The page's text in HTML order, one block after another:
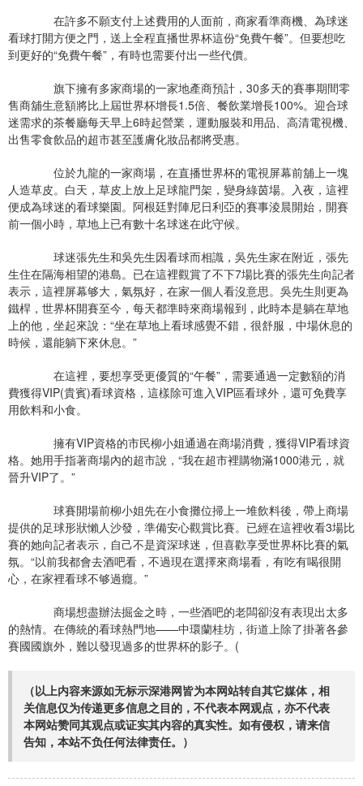
在許多不願支付上述費用的人面前，商家看準商機、為球迷
看球打開方便之門，送上全程直播世界杯這份“免費午餐”。但要想吃
到更好的“免費午餐”，有時也需要付出一些代價。
旗下擁有多家商場的一家地產商預計，30多天的賽事期間零
售商舖生意額將比上屆世界杯增長1.5倍、餐飲業增長100%。迎合球
迷需求的茶餐廳每天早上6時起營業，運動服裝和用品、高清電視機、
出售零食飲品的超市甚至護膚化妝品都將受惠。
位於九龍的一家商場，在直播世界杯的電視屏幕前舖上一塊
人造草皮。白天，草皮上放上足球龍門架，變身綠茵場。入夜，這裡
便成為球迷的看球樂園。阿根廷對陣尼日利亞的賽事淩晨開始，開賽
前一個小時，草地上已有數十名球迷在此守候。
球迷張先生和吳先生因看球而相識，吳先生家在附近，張先
生住在隔海相望的港島。已在這裡觀賞了不下7場比賽的張先生向記者
表示，這裡屏幕够大，氣氛好，在家一個人看沒意思。吳先生則更為
鐵桿，世界杯開賽至今，每天都準時來商場報到，此時本是躺在草地
上的他，坐起來說：“坐在草地上看球感覺不錯，很舒服，中場休息的
時候，還能躺下來休息。”
在這裡，要想享受更優質的“午餐”，需要通過一定數額的消
費獲得VIP(貴賓)看球資格，這樣除可進入VIP區看球外，還可免費享
用飲料和小食。
擁有VIP資格的市民柳小姐通過在商場消費，獲得VIP看球資
格。她用手指著商場內的超市說，“我在超市裡購物滿1000港元，就
晉升VIP了。”
球賽開場前柳小姐先在小食攤位掃上一堆飲料後，帶上商場
提供的足球形狀懶人沙發，準備安心觀賞比賽。已經在這裡收看3場比
賽的她向記者表示，自己不是資深球迷，但喜歡享受世界杯比賽的氣
氛。“以前我都會去酒吧看，不過現在選擇來商場看，有吃有喝很開
心，在家裡看球不够過癮。”
商場想盡辦法掘金之時，一些酒吧的老闆卻沒有表現出太多
的熱情。在傳統的看球熱門地——中環蘭桂坊，街道上除了掛著各參
賽國國旗外，難以發現過多的世界杯的影子。(
（以上内容来源如无标示深港网皆为本网站转自其它媒体，相
关信息仅为传递更多信息之目的，不代表本网观点，亦不代表
本网站赞同其观点或证实其内容的真实性。如有侵权，请来信
告知，本站不负任何法律责任。）